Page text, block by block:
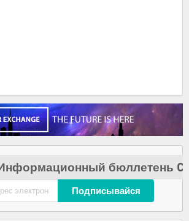
бюллетень
Подписывайся